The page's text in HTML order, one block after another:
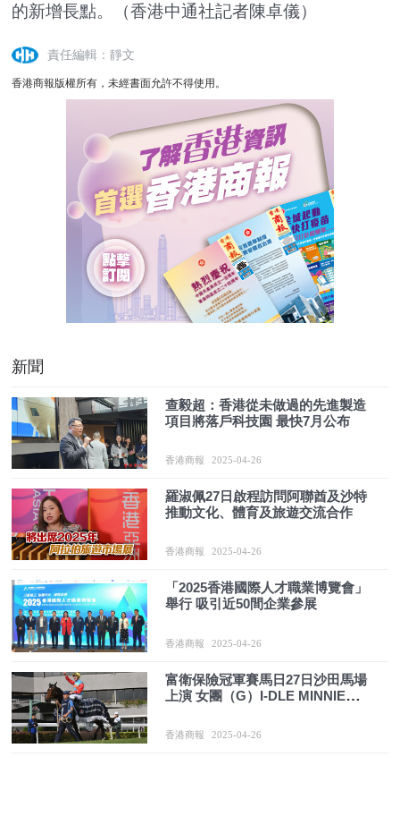
的新增長點。（香港中通社記者陳卓儀）
責任編輯：靜文
香港商報版權所有，未經書面允許不得使用。
新聞
查毅超：香港從未做過的先進製造
項目將落戶科技園 最快7月公布
香港商報 2025-04-26
羅淑佩27日啟程訪問阿聯酋及沙特
推動文化、體育及旅遊交流合作
香港商報 2025-04-26
「2025香港國際人才職業博覽會」
舉行 吸引近50間企業參展
香港商報 2025-04-26
富衛保險冠軍賽馬日27日沙田馬場
上演 女團（G）I-DLE MINNIE容祖
香港商報 2025-04-26